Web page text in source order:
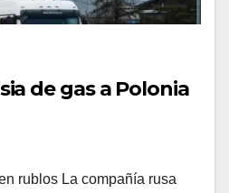
de gas a Polonia
rublos La compañía rusa